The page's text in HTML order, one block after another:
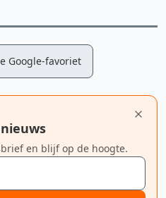
Google-favoriet
en blijf op de hoogte.